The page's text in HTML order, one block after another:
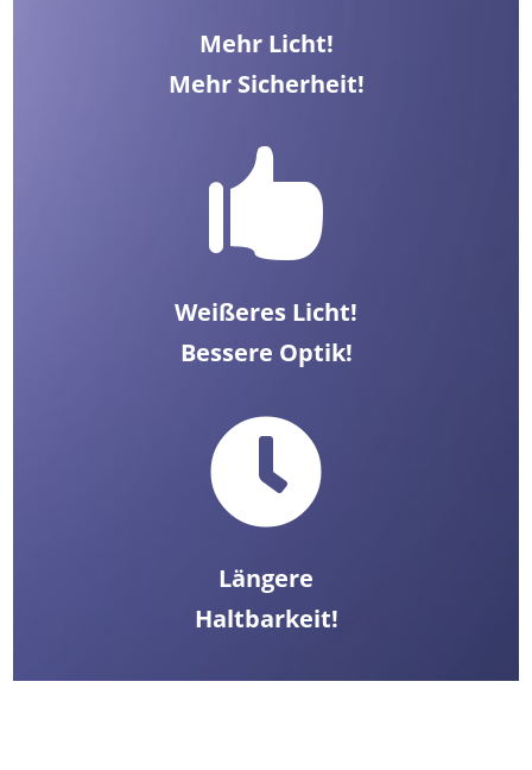
Mehr Licht!
Mehr Sicherheit!

Weißeres Licht!
Bessere Optik!

Längere
Haltbarkeit!